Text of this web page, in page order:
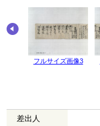
フルサイズ画像3
差出人